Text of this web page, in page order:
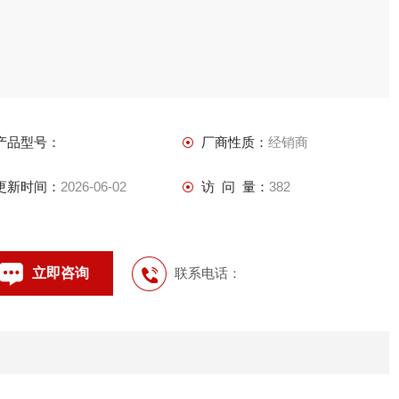
品型号： 厂商性质： 经销商
新时间： 2026-06-02 访 问 量： 382
立即咨询 联系电话：